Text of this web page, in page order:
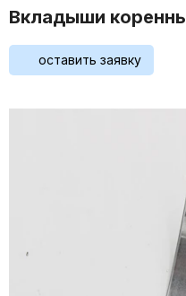
Вкладыши
оставить заявку